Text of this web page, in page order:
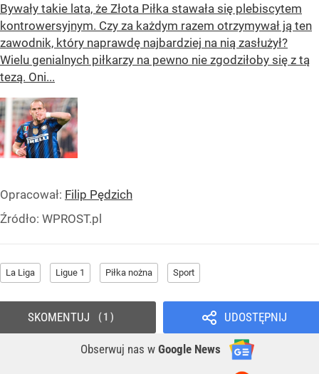
Bywały takie lata, że Złota Piłka stawała się plebiscytem
kontrowersyjnym. Czy za każdym razem otrzymywał ją ten
zawodnik, który naprawdę najbardziej na nią zasłużył?
Wielu genialnych piłkarzy na pewno nie zgodziłoby się z tą
tezą. Oni...
Opracował: Filip Pędzich
Źródło: WPROST.pl
La Liga Ligue 1 Piłka nożna Sport
UDOSTĘPNIJ
Obserwuj nas w Google News
SKOMENTUJ 1